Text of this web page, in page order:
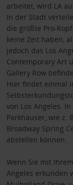
arbeitet, wird LA
In der Stadt
die größte Pro-
keine Zeit haben,
jedoch das Los
Contemporary Art
Gallery Row
Hier findet einmal
von Los Angeles.
Parkhäuser, wie z.
Broadway Spring
abstellen können.
Wenn Sie mit
Angeles erkunden